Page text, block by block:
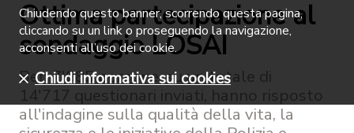
Ottima partecipazione al
sondaggio LOSAI
Ben 7'885 persone, su un totale di
14'717 questionari inviati, hanno risposto
all'indagine sulla qualità della vita, la
Chiudendo questo banner, scorrendo questa pagina,
cliccando su un link o proseguendo la navigazione,
acconsenti all’uso dei cookie.
Chiudi informativa sui cookies